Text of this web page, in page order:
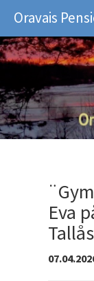
Oravais
Eva